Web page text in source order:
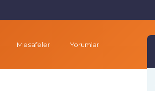
Mesafeler Yorumlar